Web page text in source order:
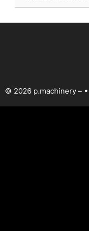
© 2026 p.machinery –